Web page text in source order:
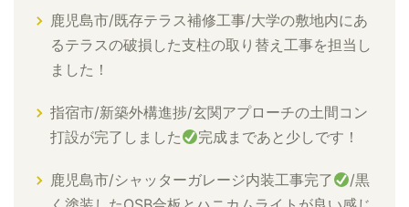
鹿児島市/既存テラス補修工事/大学の敷地内にあ
るテラスの破損した支柱の取り替え工事を担当し
ました！
指宿市/新築外構進捗/玄関アプローチの土間コン
打設が完了しました
完成まであと少しです！
鹿児島市/シャッターガレージ内装工事完了
/黒